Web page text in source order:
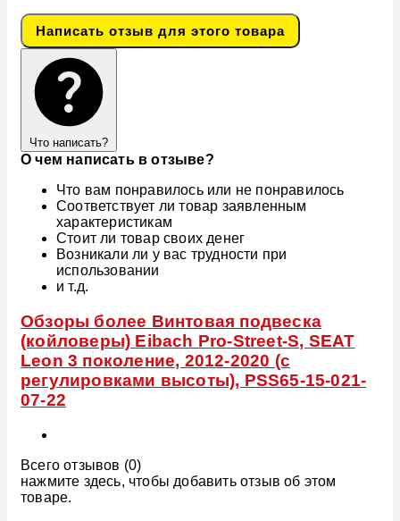
Написать отзыв для этого товара
Что написать?
О чем написать в отзыве?
Что вам понравилось или не понравилось
Соответствует ли товар заявленным
характеристикам
Стоит ли товар своих денег
Возникали ли у вас трудности при
использовании
и т.д.
Обзоры более Винтовая подвеска
(койловеры) Eibach Pro-Street-S, SEAT
Leon 3 поколение, 2012-2020 (с
регулировками высоты), PSS65-15-021-
07-22
Всего отзывов (0)
нажмите здесь, чтобы добавить отзыв об этом
товаре.